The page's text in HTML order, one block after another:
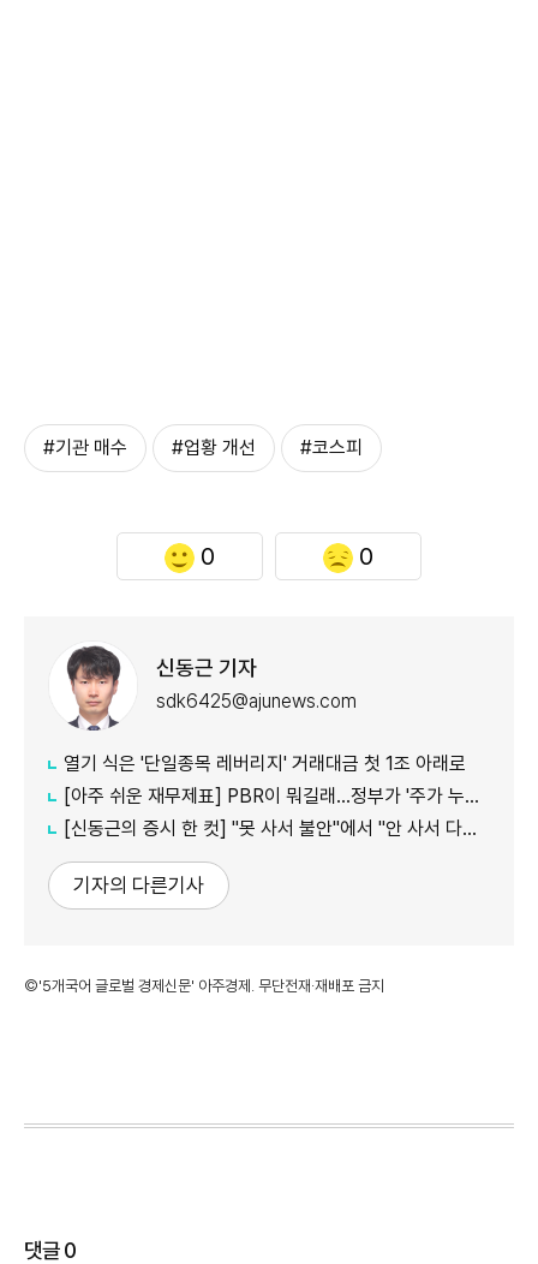
#기관 매수 #업황 개선 #코스피
0 0
신동근 기자
sdk6425@ajunews.com
열기 식은 '단일종목 레버리지' 거래대금 첫 1조 아래로
[아주 쉬운 재무제표] PBR이 뭐길래…정부가 '주가 누르기'에 칼 빼든 이유
[신동근의 증시 한 컷] "못 사서 불안"에서 "안 사서 다행"으로…증시 덮친 '조모'
기자의 다른기사
©'5개국어 글로벌 경제신문' 아주경제. 무단전재·재배포 금지
댓글0